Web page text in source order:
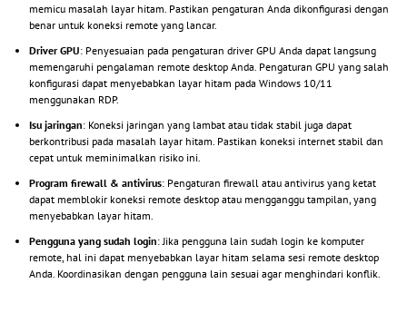
memicu masalah layar hitam. Pastikan pengaturan Anda dikonfigurasi dengan
benar untuk koneksi remote yang lancar.
Driver GPU: Penyesuaian pada pengaturan driver GPU Anda dapat langsung
memengaruhi pengalaman remote desktop Anda. Pengaturan GPU yang salah
konfigurasi dapat menyebabkan layar hitam pada Windows 10/11
menggunakan RDP.
Isu jaringan: Koneksi jaringan yang lambat atau tidak stabil juga dapat
berkontribusi pada masalah layar hitam. Pastikan koneksi internet stabil dan
cepat untuk meminimalkan risiko ini.
Program firewall & antivirus: Pengaturan firewall atau antivirus yang ketat
dapat memblokir koneksi remote desktop atau mengganggu tampilan, yang
menyebabkan layar hitam.
Pengguna yang sudah login: Jika pengguna lain sudah login ke komputer
remote, hal ini dapat menyebabkan layar hitam selama sesi remote desktop
Anda. Koordinasikan dengan pengguna lain sesuai agar menghindari konflik.